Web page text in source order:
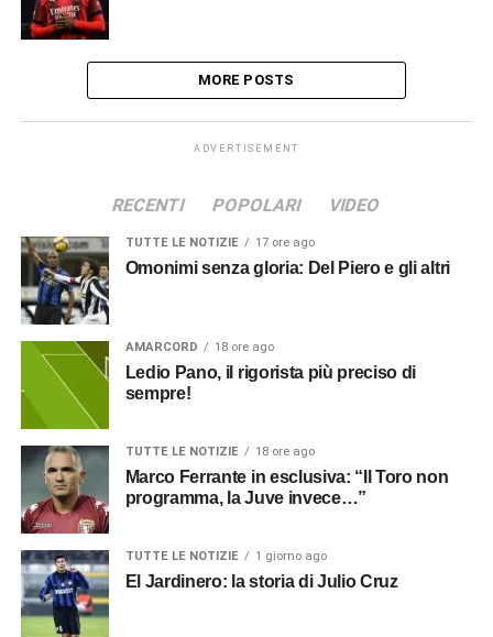
MORE POSTS
ADVERTISEMENT
RECENTI POPOLARI VIDEO
TUTTE LE NOTIZIE 17 ore ago
Omonimi senza gloria: Del Piero e gli altri
AMARCORD 18 ore ago
Ledio Pano, il rigorista più preciso di
sempre!
TUTTE LE NOTIZIE 18 ore ago
Marco Ferrante in esclusiva: “Il Toro non
programma, la Juve invece…”
TUTTE LE NOTIZIE 1 giorno ago
El Jardinero: la storia di Julio Cruz